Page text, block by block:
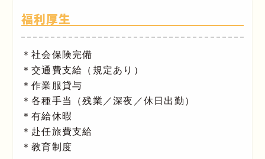
福利厚生
＊社会保険完備
＊交通費支給（規定あり）
＊作業服貸与
＊各種手当（残業／深夜／休日出勤）
＊有給休暇
＊赴任旅費支給
＊教育制度